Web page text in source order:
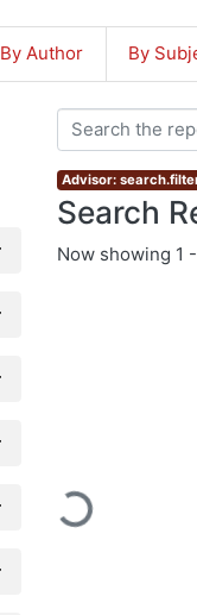
By Author By
Advisor:
Search
Now showing 1
Loading...